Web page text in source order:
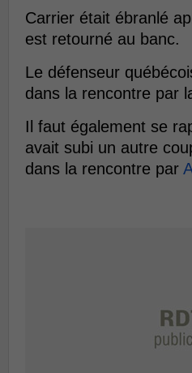
Carrier était ébranlé
est retourné au banc.
Le défenseur
dans la rencontre par
Il faut également se
avait subi un autre
dans la rencontre par